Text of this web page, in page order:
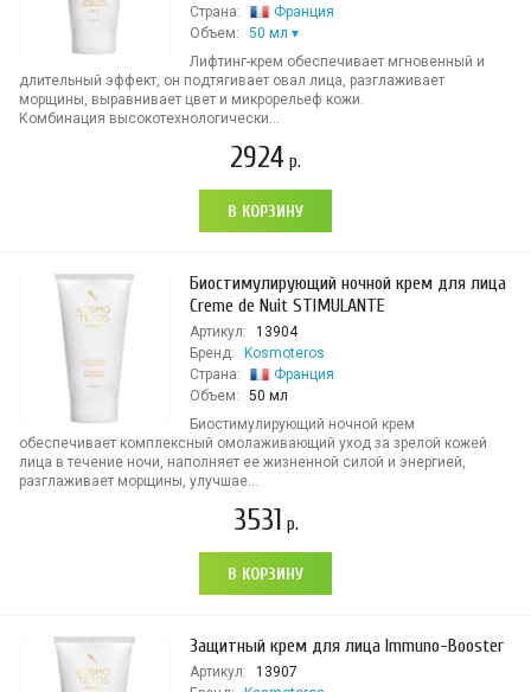
Страна:
Франция
Объем:
50 мл
Лифтинг-крем обеспечивает мгновенный и
длительный эффект, он подтягивает овал лица, разглаживает
морщины, выравнивает цвет и микрорельеф кожи.
Комбинация высокотехнологически...
2924 р.
В КОРЗИНУ
Биостимулирующий ночной крем для лица
Creme de Nuit STIMULANTE
Артикул:
13904
Бренд:
Kosmoteros
Страна:
Франция
Объем:
50 мл
Биостимулирующий ночной крем
обеспечивает комплексный омолаживающий уход за зрелой кожей
лица в течение ночи, наполняет ее жизненной силой и энергией,
разглаживает морщины, улучшае...
3531 р.
В КОРЗИНУ
Защитный крем для лица Immuno-Booster
Артикул:
13907